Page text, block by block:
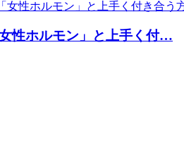
性ホルモン」と上手く付…